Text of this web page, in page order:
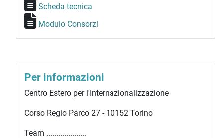
Scheda tecnica
Modulo Consorzi
Per informazioni
Centro Estero per l'Internazionalizzazione
Corso Regio Parco 27 - 10152 Torino
Team ....................